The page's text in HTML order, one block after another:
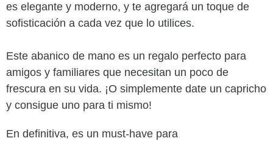
es elegante y moderno, y te agregará un toque de
sofisticación a cada vez que lo utilices.
Este abanico de mano es un regalo perfecto para
amigos y familiares que necesitan un poco de
frescura en su vida. ¡O simplemente date un capricho
y consigue uno para ti mismo!
En definitiva, es un must-have para